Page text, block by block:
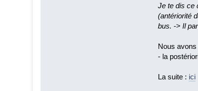
Je te dis ce
(antériorité
bus. -> Il
Nous
- la
La suite : ici